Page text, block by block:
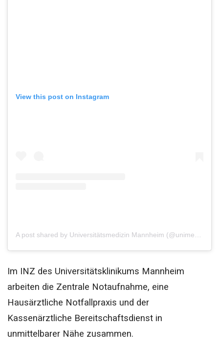
View this post on Instagram
Im INZ des Universitätsklinikums Mannheim
arbeiten die Zentrale Notaufnahme, eine
Hausärztliche Notfallpraxis und der
Kassenärztliche Bereitschaftsdienst in
unmittelbarer Nähe zusammen.